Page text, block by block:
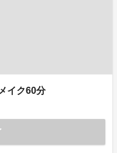
イク60分